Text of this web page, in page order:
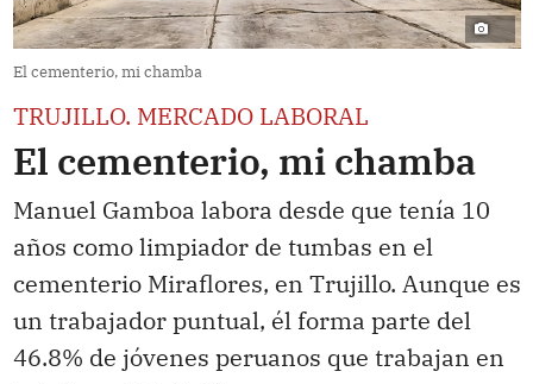
El cementerio, mi chamba
TRUJILLO. MERCADO LABORAL
El cementerio, mi chamba
Manuel Gamboa labora desde que tenía 10
años como limpiador de tumbas en el
cementerio Miraflores, en Trujillo. Aunque es
un trabajador puntual, él forma parte del
46.8% de jóvenes peruanos que trabajan en